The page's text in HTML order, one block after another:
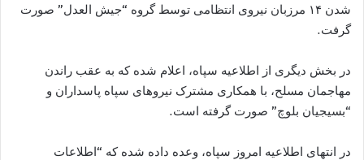
شدن ۱۴ مرزبان نیروی انتظامی توسط گروه “جیش العدل” صورت
گرفت.
در بخش دیگری از اطلاعیه سپاه، اعلام شده که به عقب راندن
مهاجمان مسلح، با همکاری مشترک نیروهای سپاه پاسداران و
“بسیجیان بلوچ” صورت گرفته است.
در انتهای اطلاعیه امروز سپاه، وعده داده شده که “اطلاعات